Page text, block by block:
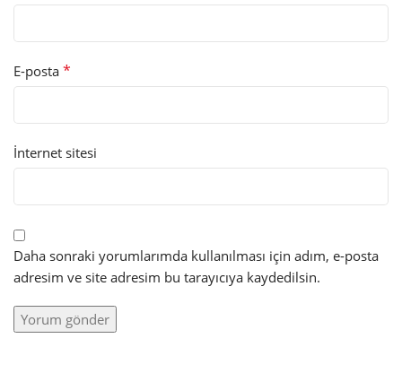
E-posta *
İnternet sitesi
Daha sonraki yorumlarımda kullanılması için adım, e-posta
adresim ve site adresim bu tarayıcıya kaydedilsin.